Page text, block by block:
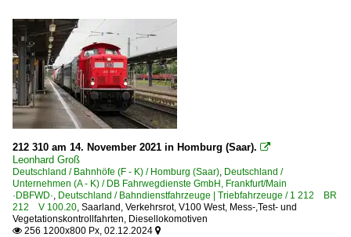
212 310 am 14. November 2021 in Homburg (Saar). 
Leonhard Groß
Deutschland / Bahnhöfe (F - K) / Homburg (Saar), Deutschland /
Unternehmen (A - K) / DB Fahrwegdienste GmbH, Frankfurt/Main
·DBFWD·, Deutschland / Bahndienstfahrzeuge | Triebfahrzeuge / 1 212 BR
212 V 100.20, Saarland , Verkehrsrot, V100 West, Mess-,Test- und
Vegetationskontrollfahrten, Diesellokomotiven
 256 1200x800 Px, 02.12.2024 